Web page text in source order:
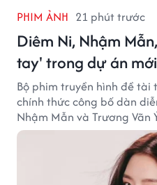
PHIM ẢNH 21 phút trước
Diêm Ni, Nhậm
tay' trong dự án mới
Bộ phim truyền hình đề tài
chính thức công bố dàn
Nhậm Mẫn và Trương Vãn